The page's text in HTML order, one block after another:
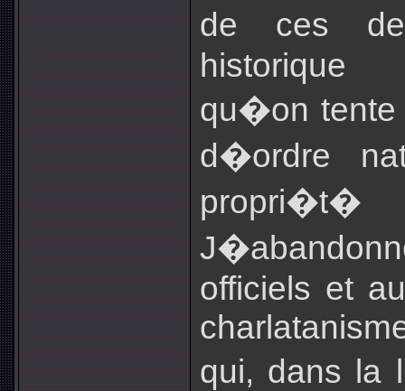
de ces
historique
qu�on tente
d�ordre
officiels et
qui, dans